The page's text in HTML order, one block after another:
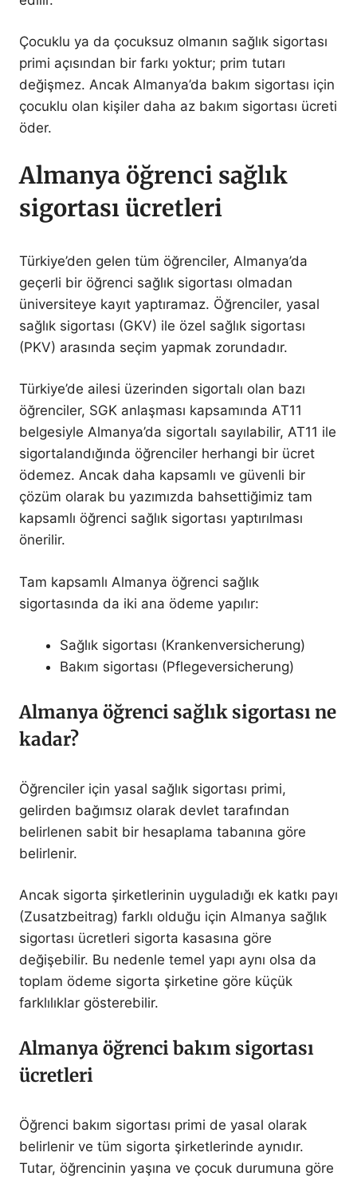
Çocuklu ya da çocuksuz olmanın sağlık sigortası
primi açısından bir farkı yoktur; prim tutarı
değişmez. Ancak Almanya’da bakım sigortası için
çocuklu olan kişiler daha az bakım sigortası ücreti
öder.
Almanya öğrenci sağlık
sigortası ücretleri
Türkiye’den gelen tüm öğrenciler, Almanya’da
geçerli bir öğrenci sağlık sigortası olmadan
üniversiteye kayıt yaptıramaz. Öğrenciler, yasal
sağlık sigortası (GKV) ile özel sağlık sigortası
(PKV) arasında seçim yapmak zorundadır.
Türkiye’de ailesi üzerinden sigortalı olan bazı
öğrenciler, SGK anlaşması kapsamında AT11
belgesiyle Almanya’da sigortalı sayılabilir, AT11 ile
sigortalandığında öğrenciler herhangi bir ücret
ödemez. Ancak daha kapsamlı ve güvenli bir
çözüm olarak bu yazımızda bahsettiğimiz tam
kapsamlı öğrenci sağlık sigortası yaptırılması
önerilir.
Tam kapsamlı Almanya öğrenci sağlık
sigortasında da iki ana ödeme yapılır:
Sağlık sigortası (Krankenversicherung)
Bakım sigortası (Pflegeversicherung)
Almanya öğrenci sağlık sigortası ne
kadar?
Öğrenciler için yasal sağlık sigortası primi,
gelirden bağımsız olarak devlet tarafından
belirlenen sabit bir hesaplama tabanına göre
belirlenir.
Ancak sigorta şirketlerinin uyguladığı ek katkı payı
(Zusatzbeitrag) farklı olduğu için Almanya sağlık
sigortası ücretleri sigorta kasasına göre
değişebilir. Bu nedenle temel yapı aynı olsa da
toplam ödeme sigorta şirketine göre küçük
farklılıklar gösterebilir.
Almanya öğrenci bakım sigortası
ücretleri
Öğrenci bakım sigortası primi de yasal olarak
belirlenir ve tüm sigorta şirketlerinde aynıdır.
Tutar, öğrencinin yaşına ve çocuk durumuna göre